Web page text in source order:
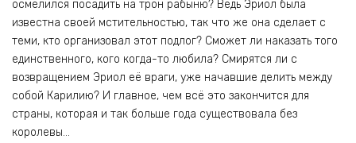
осмелился посадить на трон рабыню? Ведь Эриол была
известна своей мстительностью, так что же она сделает с
теми, кто организовал этот подлог? Сможет ли наказать того
единственного, кого когда-то любила? Смирятся ли с
возвращением Эриол её враги, уже начавшие делить между
собой Карилию? И главное, чем всё это закончится для
страны, которая и так больше года существовала без
королевы…